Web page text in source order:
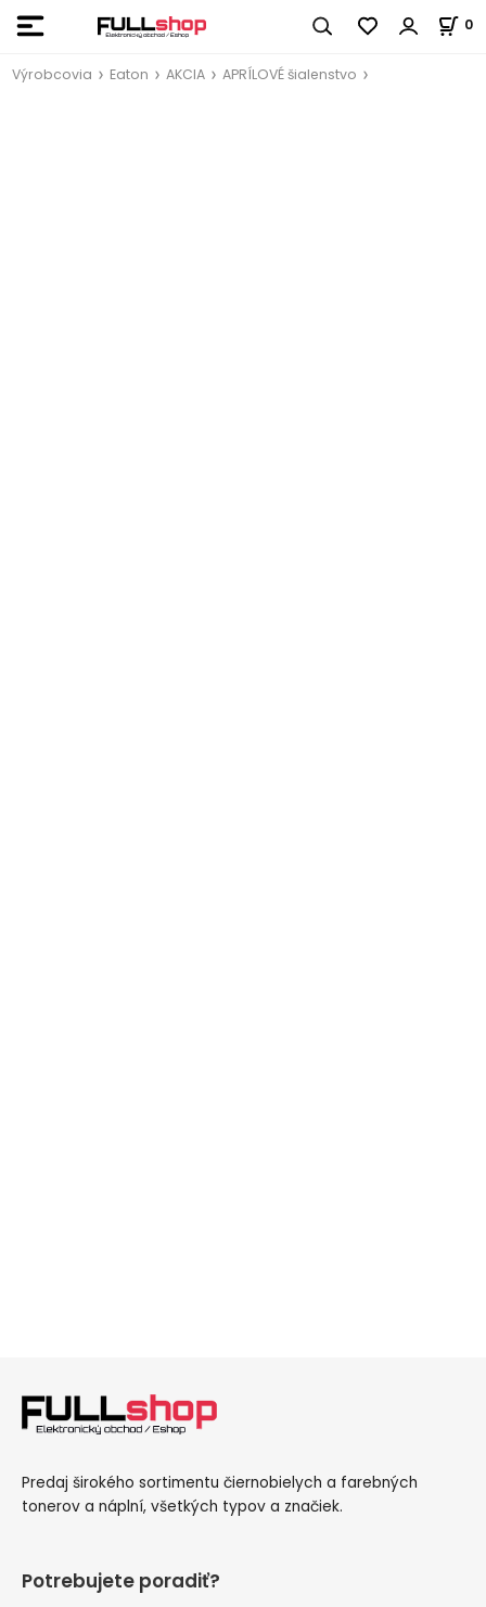
0
Výrobcovia Eaton AKCIA APRÍLOVÉ šialenstvo
Predaj širokého sortimentu čiernobielych a farebných
tonerov a náplní, všetkých typov a značiek.
Potrebujete poradiť?